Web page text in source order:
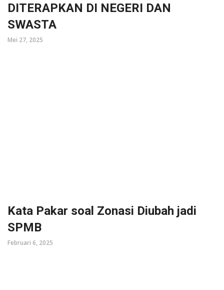
DITERAPKAN DI NEGERI DAN
SWASTA
Mei 27, 2025
Kata Pakar soal Zonasi Diubah jadi
SPMB
Februari 6, 2025